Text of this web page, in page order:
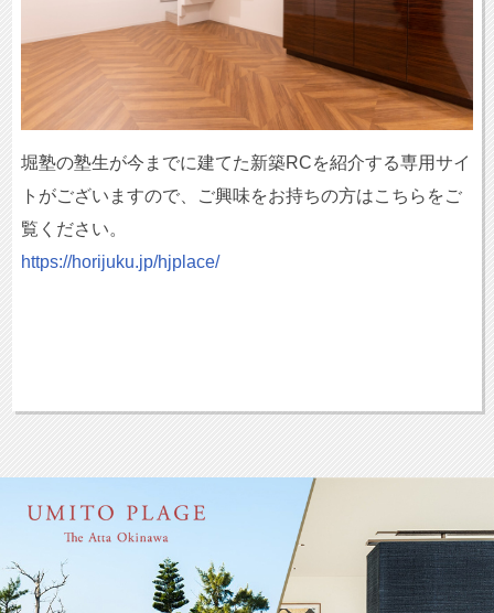
堀塾の塾生が今までに建てた新築RCを紹介する専用サイ
トがございますので、ご興味をお持ちの方はこちらをご
覧ください。
https://horijuku.jp/hjplace/